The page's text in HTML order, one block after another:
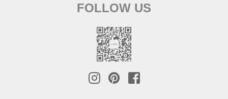
FOLLOW US